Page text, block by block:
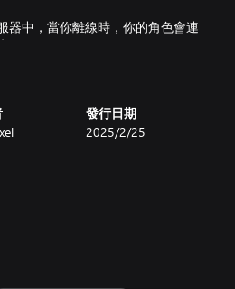
器中，當你離線時，你的角色會連
驗，你可以與其他玩家互動，但
間允許進行掠奪
全無虞的堡壘吧。遊戲中提供直覺
發行日期
2025/2/25